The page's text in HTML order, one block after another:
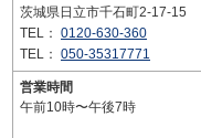
茨城県日立市千石町2-17-15
TEL： 0120-630-360
TEL： 050-35317771
営業時間
午前10時〜午後7時